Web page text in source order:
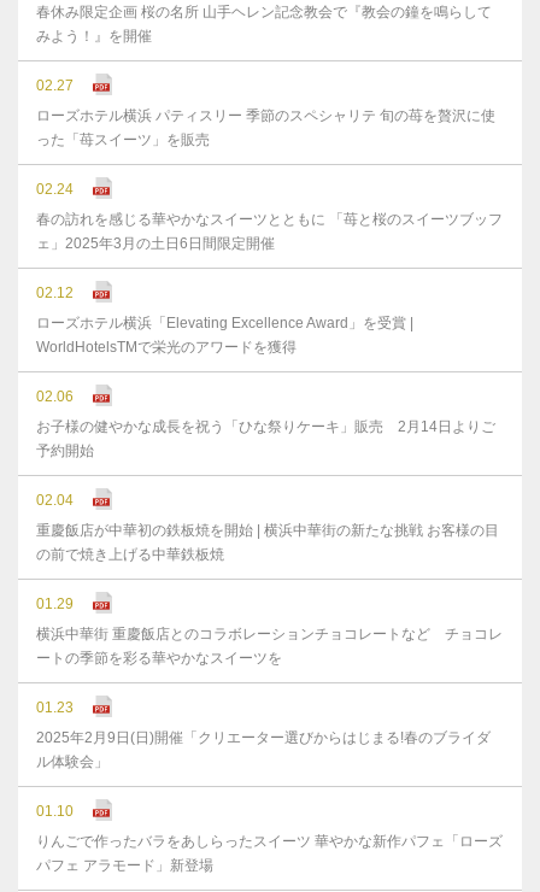
春休み限定企画 桜の名所 山手ヘレン記念教会で『教会の鐘を鳴らして
みよう！』を開催
02.27
ローズホテル横浜 パティスリー 季節のスペシャリテ 旬の苺を贅沢に使
った「苺スイーツ」を販売
02.24
春の訪れを感じる華やかなスイーツとともに 「苺と桜のスイーツブッフ
ェ」2025年3月の土日6日間限定開催
02.12
ローズホテル横浜「Elevating Excellence Award」を受賞 |
WorldHotelsTMで栄光のアワードを獲得
02.06
お子様の健やかな成⻑を祝う「ひな祭りケーキ」販売 2月14日よりご
予約開始
02.04
重慶飯店が中華初の鉄板焼を開始 | 横浜中華街の新たな挑戦 お客様の目
の前で焼き上げる中華鉄板焼
01.29
横浜中華街 重慶飯店とのコラボレーションチョコレートなど チョコレ
ートの季節を彩る華やかなスイーツを
01.23
2025年2月9日(日)開催「クリエーター選びからはじまる!春のブライダ
ル体験会」
01.10
りんごで作ったバラをあしらったスイーツ 華やかな新作パフェ「ローズ
パフェ アラモード」新登場